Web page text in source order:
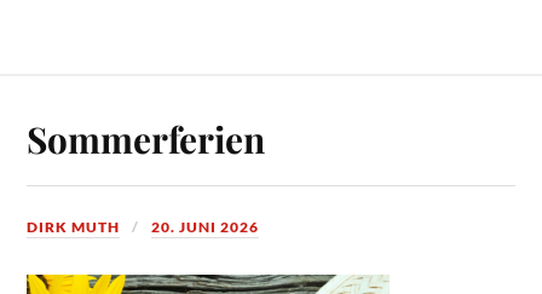
Sommerferien
DIRK MUTH 20. JUNI 2026